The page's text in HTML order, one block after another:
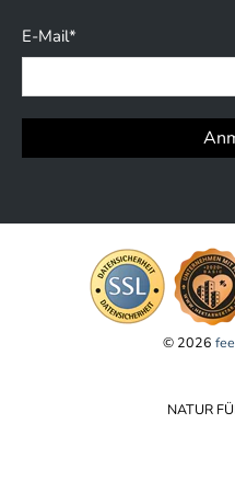
E-Mail*
© 2026
NATUR